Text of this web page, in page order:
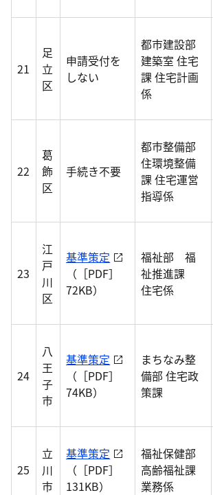
21
足
立
区
申請受付を
しない
都市建設部
建築室 住宅
課 住宅計画
係
22
葛
飾
区
手続き不要
都市整備部
住環境整備
課 住宅運営
指導係
23
江
戸
川
区
基準策定
（［PDF］
72KB）
福祉部 福
祉推進課
住宅係
24
八
王
子
市
基準策定
（［PDF］
74KB）
まちなみ整
備部 住宅政
策課
25
立
川
市
基準策定
（［PDF］
131KB）
福祉保健部
高齢福祉課
業務係